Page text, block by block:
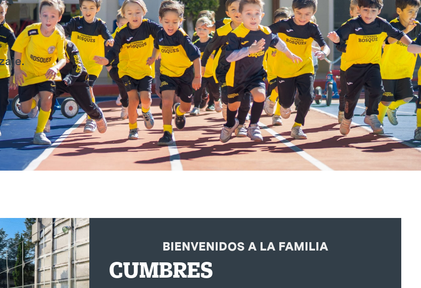
BIENVENIDOS A LA FAMILIA
CUMBRES